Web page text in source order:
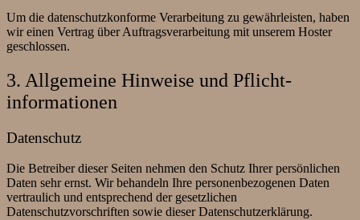
Um die datenschutzkonforme Verarbeitung zu gewährleisten, haben
wir einen Vertrag über Auftragsverarbeitung mit unserem Hoster
geschlossen.
3. Allgemeine Hinweise und Pflicht­
informationen
Datenschutz
Die Betreiber dieser Seiten nehmen den Schutz Ihrer persönlichen
Daten sehr ernst. Wir behandeln Ihre personenbezogenen Daten
vertraulich und entsprechend der gesetzlichen
Datenschutzvorschriften sowie dieser Datenschutzerklärung.